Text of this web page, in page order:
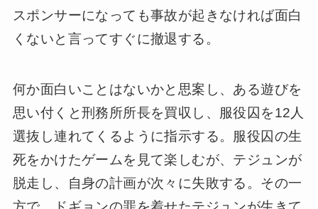
スポンサーになっても事故が起きなければ面白
くないと言ってすぐに撤退する。
何か面白いことはないかと思案し、ある遊びを
思い付くと刑務所所長を買収し、服役囚を12人
選抜し連れてくるように指示する。服役囚の生
死をかけたゲームを見て楽しむが、テジュンが
脱走し、自身の計画が次々に失敗する。その一